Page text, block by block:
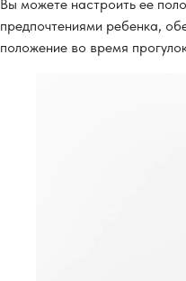
Вы можете настроить ее
предпочтениями ребенка,
положение во время